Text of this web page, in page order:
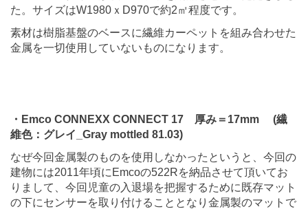
た。サイズはW1980ｘD970で約2㎡程度です。
素材は樹脂基盤のベースに繊維カーペットを組み合わせた
金属を一切使用していないものになります。
・Emco CONNEXX CONNECT 17 厚み＝17mm (繊
維色：グレイ_Gray mottled 81.03)
なぜ今回金属製のものを使用しなかったというと、今回の
建物には2011年頃にEmcoの522Rを納品させて頂いてお
りまして、今回児童の入退場を把握するために既存マット
の下にセンサーを取り付けることとなり金属製のマットで